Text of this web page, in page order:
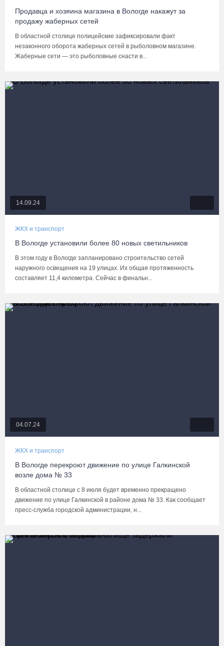
Продавца и хозяина магазина в Вологде накажут за
продажу жаберных сетей
В областной столице полицейские зафиксировали факт
незаконного оборота жаберных сетей в рыболовном магазине.
Жаберные сети — это рыболовные снасти в...
14.09.24
ЖКХ и транспорт
В Вологде установили более 80 новых светильников
В этом году в Вологде запланировано строительство сетей
наружного освещения на 19 улицах. Их общая протяженность
составляет 11,4 километра. Сейчас в финальн...
04.07.24
ЖКХ и транспорт
В Вологде перекроют движение по улице Галкинской
возле дома № 33
В областной столице с 8 июля будет временно прекращено
движение по улице Галкинской в районе дома № 33. Как сообщает
пресс-служба городской администрации, н...